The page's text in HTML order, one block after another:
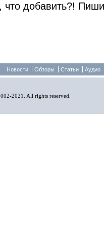
что добавить?!
Новости Обзоры Статьи Аудио
2021. All rights reserved.